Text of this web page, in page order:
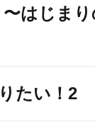
はじま
たい！2